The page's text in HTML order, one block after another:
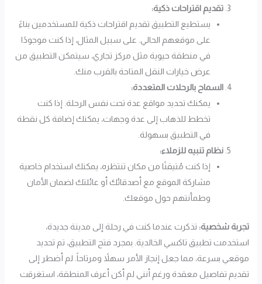
تقديم اقتراحات ذكية:
يستطيع التطبيق تقديم اقتراحات ذكية للمستخدمين بناءً
على موقعهم الحالي. على سبيل المثال، إذا كنت موجودًا
في منطقة حيوية مثل مركز تجاري، سيتمكن التطبيق من
عرض خيارات النقل المتاحة بالقرب منك.
السماح بالرحلات المتعددة:
يمكنك تحديد مواقع عدة تحت نفس الرحلة. إذا كنت
تخطط للذهاب إلى عدة وجهات، يمكنك إضافة كل نقطة
في التطبيق بسهولة.
نظام تنبيه للزملاء:
إذا كنت مُتيقنًا من مكان تنتظره، يمكنك استخدام خاصية
مشاركة الموقع مع أصدقائك أو عائلتك لضمان الأمان
وطمأنتهم حول موقعك.
تجربة شخصية: تذكرت عندما كنت في رحلة إلى مدينة جديدة،
استخدمت تطبيق تاكسي الخالدية. بمجرد فتح التطبيق، تم تحديد
موقعي بسرعة، مما جعل إنجاز الأمر سهلاً ومرتاحاً. لم أضطر إلى
تقديم تفاصيل معقدة ورغم أنني لم أكن أعرف المنطقة، استغرقت